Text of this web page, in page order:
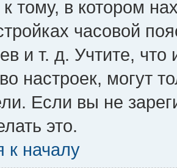
к тому, в котором
часовой
и т. д. Учтите, что
настроек, могут
Если вы не
это.
к началу